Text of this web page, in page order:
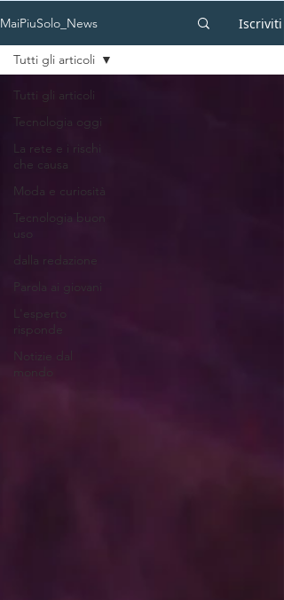
MaiPiuSolo_News Iscriviti
Tutti gli articoli
Tecnologia oggi
La rete e i rischi
che causa
Moda e curiosità
Tecnologia buon
uso
dalla redazione
Parola ai giovani
L'esperto
risponde
Notizie dal
mondo
Tutti gli articoli